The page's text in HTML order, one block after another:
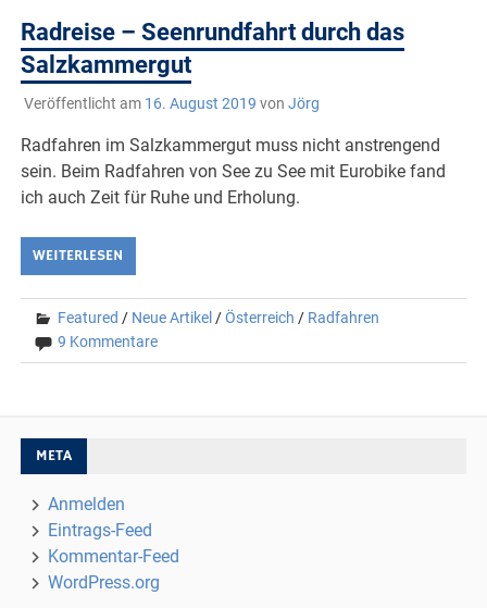
Radreise – Seenrundfahrt durch das
Salzkammergut
Veröffentlicht am 16. August 2019 von Jörg
Radfahren im Salzkammergut muss nicht anstrengend
sein. Beim Radfahren von See zu See mit Eurobike fand
ich auch Zeit für Ruhe und Erholung.
WEITERLESEN
Featured / Neue Artikel /Österreich / Radfahren
9 Kommentare
META
Anmelden
Eintrags-Feed
Kommentar-Feed
WordPress.org